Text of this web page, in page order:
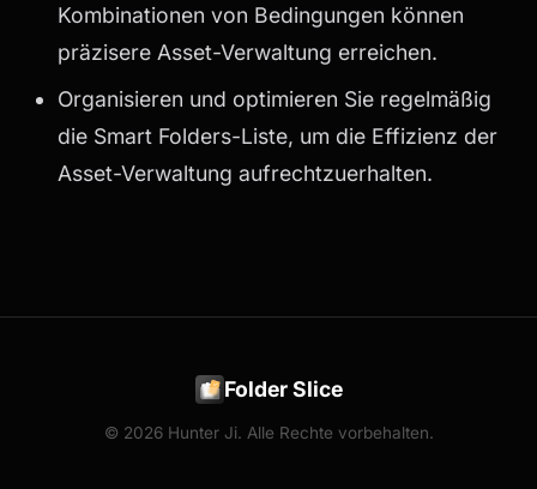
Kombinationen von Bedingungen können
präzisere Asset-Verwaltung erreichen.
Organisieren und optimieren Sie regelmäßig
die Smart Folders-Liste, um die Effizienz der
Asset-Verwaltung aufrechtzuerhalten.
Folder Slice
© 2026 Hunter Ji. Alle Rechte vorbehalten.